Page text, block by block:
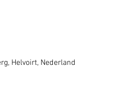
Helvoirt, Nederland